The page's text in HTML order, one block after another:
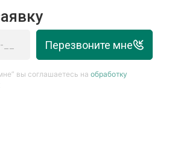
Перезвоните мне
вы соглашаетесь наобработку